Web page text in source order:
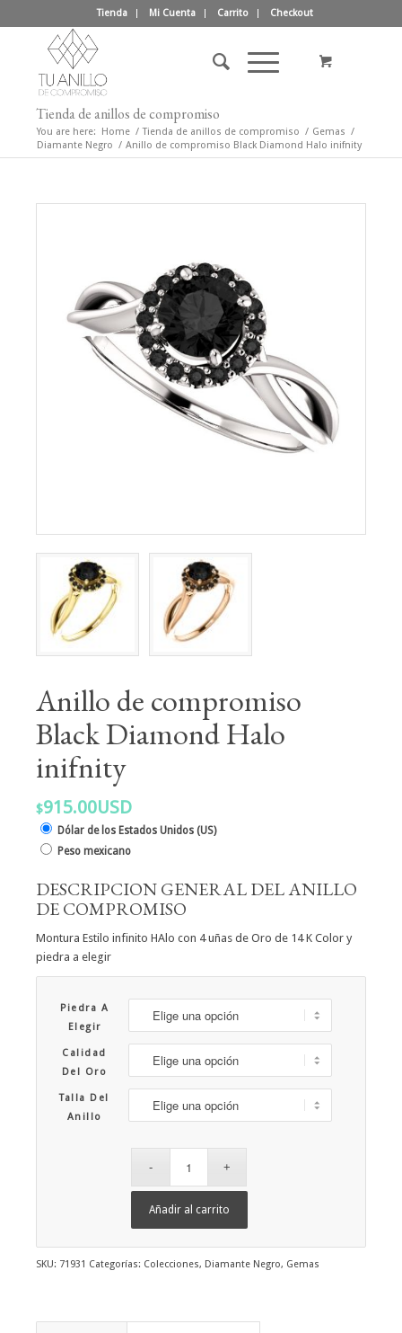
Tienda Mi Cuenta Carrito Checkout
Tienda de anillos de compromiso
You are here: Home / Tienda de anillos de compromiso / Gemas /
Diamante Negro / Anillo de compromiso Black Diamond Halo inifnity
Anillo de compromiso
Black Diamond Halo
inifnity
$915.00USD
Dólar de los Estados Unidos (US)
Peso mexicano
DESCRIPCION GENERAL DEL ANILLO
DE COMPROMISO
Montura Estilo infinito HAlo con 4 uñas de Oro de 14 K Color y
piedra a elegir
Piedra A
Elegir
Calidad
Del Oro
Talla Del
Anillo
Añadir al carrito
SKU: 71931 Categorías: Colecciones, Diamante Negro, Gemas